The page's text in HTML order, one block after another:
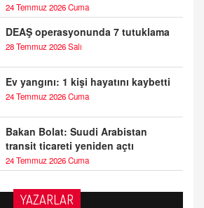
24 Temmuz 2026 Cuma
DEAŞ operasyonunda 7 tutuklama
28 Temmuz 2026 Salı
Ev yangını: 1 kişi hayatını kaybetti
24 Temmuz 2026 Cuma
Bakan Bolat: Suudi Arabistan
transit ticareti yeniden açtı
24 Temmuz 2026 Cuma
YAZARLAR